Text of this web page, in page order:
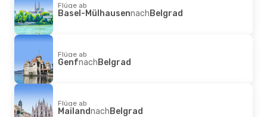
Flüge ab
Basel-MülhausennachBelgrad
Flüge ab
GenfnachBelgrad
Flüge ab
MailandnachBelgrad